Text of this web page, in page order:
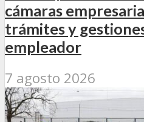
cámaras
trámites y
empleador
7 agosto 2026